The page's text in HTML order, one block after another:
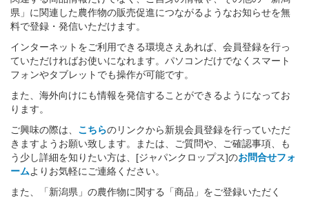
県」に関連した農作物の販売促進につながるようなお知らせを無
料で登録・発信いただけます。
インターネットをご利用できる環境さえあれば、会員登録を行っ
ていただければお使いになれます。パソコンだけでなくスマート
フォンやタブレットでも操作が可能です。
また、海外向けにも情報を発信することができるようになってお
ります。
ご興味の際は、 こちらのリンクから新規会員登録を行っていただ
きますようお願い致します。または、ご質問や、ご確認事項、も
う少し詳細を知りたい方は、[ジャパンクロップス]のお問合せフォ
ームよりお気軽にご連絡ください。
また、「新潟県」の農作物に関する「商品」をご登録いただく